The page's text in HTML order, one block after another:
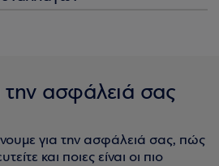
ασφάλειά σας
για την ασφάλειά σας, πώς
και ποιες είναι οι πιο